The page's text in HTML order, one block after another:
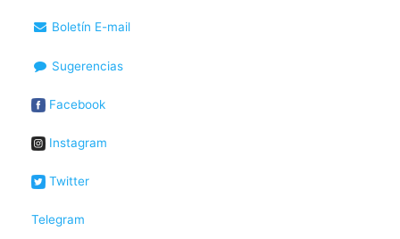
Boletín E-mail
Sugerencias
Facebook
Instagram
Twitter
Telegram